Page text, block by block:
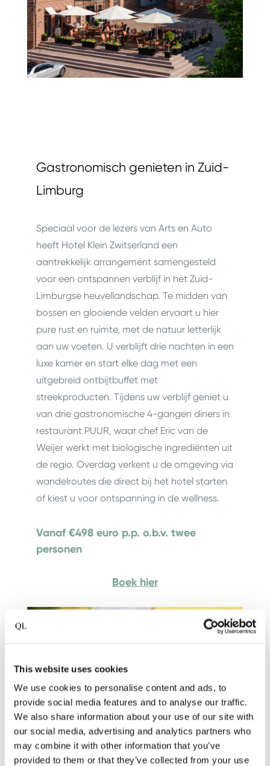
This website uses cookies
We use cookies to personalise content and ads, to
provide social media features and to analyse our traffic.
We also share information about your use of our site with
our social media, advertising and analytics partners who
may combine it with other information that you’ve
provided to them or that they’ve collected from your use
Gastronomisch genieten in Zuid-
Limburg
Speciaal voor de lezers van Arts en Auto
heeft Hotel Klein Zwitserland een
aantrekkelijk arrangement samengesteld
voor een ontspannen verblijf in het Zuid-
Limburgse heuvellandschap. Te midden van
bossen en glooiende velden ervaart u hier
pure rust en ruimte, met de natuur letterlijk
aan uw voeten. U verblijft drie nachten in een
luxe kamer en start elke dag met een
uitgebreid ontbijtbuffet met
streekproducten. Tijdens uw verblijf geniet u
van drie gastronomische 4-gangen diners in
restaurant PUUR, waar chef Eric van de
Weijer werkt met biologische ingrediënten uit
de regio. Overdag verkent u de omgeving via
wandelroutes die direct bij het hotel starten
of kiest u voor ontspanning in de wellness.
Vanaf €498 euro p.p. o.b.v. twee
personen
Boek hier